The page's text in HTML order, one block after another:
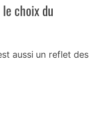
choix du
aussi un reflet des